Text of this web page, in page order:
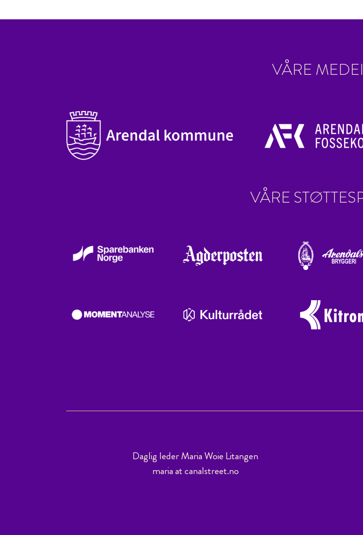
VÅRE
VÅRE
Daglig leder Maria Woie Litangen
maria at canalstreet.no